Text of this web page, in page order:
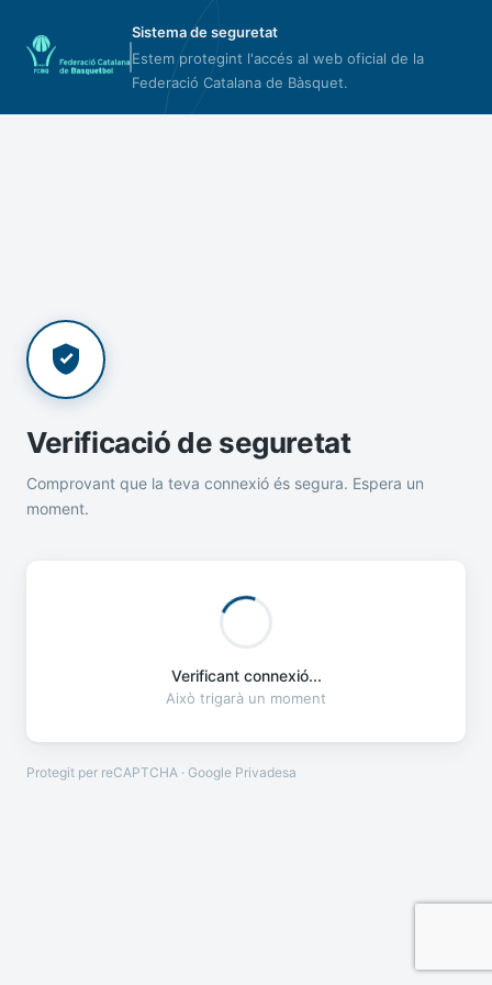
Sistema de seguretat
Estem protegint l'accés al web oficial de la
Federació Catalana de Bàsquet.
Verificació de seguretat
Comprovant que la teva connexió és segura. Espera un
moment.
Verificant connexió...
Això trigarà un moment
Protegit per reCAPTCHA · Google Privadesa